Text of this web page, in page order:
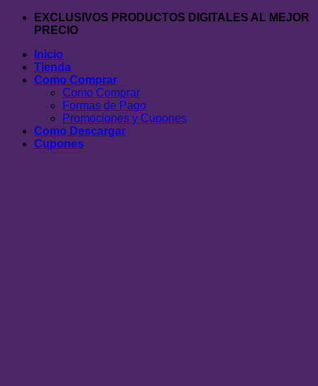
Saltar
EXCLUSIVOS PRODUCTOS DIGITALES AL MEJOR
PRECIO
Inicio
Tienda
Como Comprar
Como Comprar
Formas de Pago
Promociones y Cupones
Como Descargar
Cupones